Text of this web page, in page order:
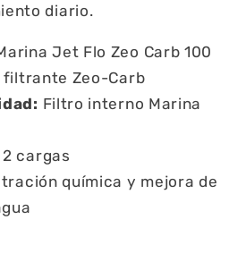
diario.
Jet Flo Zeo Carb 100
filtrante Zeo-Carb
Filtro interno Marina
2 cargas
química y mejora de